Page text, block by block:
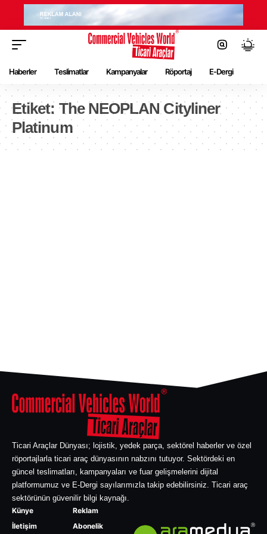
Haberler Teslimatlar Kampanyalar Röportaj E-Dergi
Etiket: The NEOPLAN Cityliner
Platinum
Ticari Araçlar Dünyası; lojistik, yedek parça, sektörel haberler ve özel
röportajlarla ticari araç dünyasının nabzını tutuyor. Sektördeki en
güncel teslimatları, kampanyaları ve fuar gelişmelerini dijital
platformumuz ve E-Dergi sayılarımızla takip edebilirsiniz. Ticari araç
sektörünün güvenilir bilgi kaynağı.
Künye
İletişim
Reklam
Abonelik